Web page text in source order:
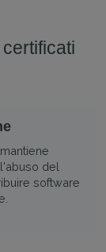
del
software